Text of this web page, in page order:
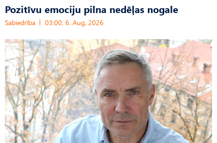
Pozitīvu emociju pilna nedēļas nogale
Sabiedrība 03:00, 6. Aug, 2026